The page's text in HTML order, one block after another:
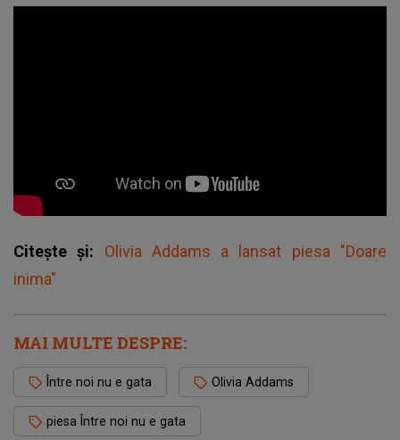
Citește și: Olivia Addams a lansat piesa "Doare
inima"
MAI MULTE DESPRE:
Între noi nu e gata Olivia Addams
piesa Între noi nu e gata